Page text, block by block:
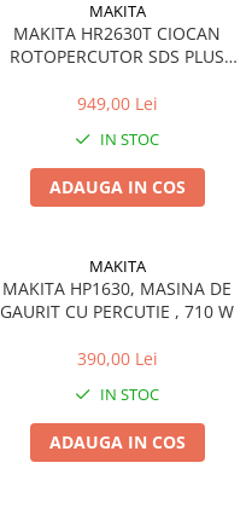
MAKITA
MAKITA HR2630T CIOCAN
ROTOPERCUTOR SDS PLUS
949,00 Lei
IN STOC
ADAUGA IN COS
MAKITA
MAKITA HP1630, MASINA DE
GAURIT CU PERCUTIE , 710 W
390,00 Lei
IN STOC
ADAUGA IN COS